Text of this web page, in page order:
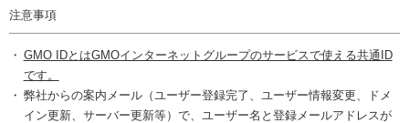
注意事項
GMO IDとはGMOインターネットグループのサービスで使える共通ID
です。
弊社からの案内メール（ユーザー登録完了、ユーザー情報変更、ドメ
イン更新、サーバー更新等）で、ユーザー名と登録メールアドレスが